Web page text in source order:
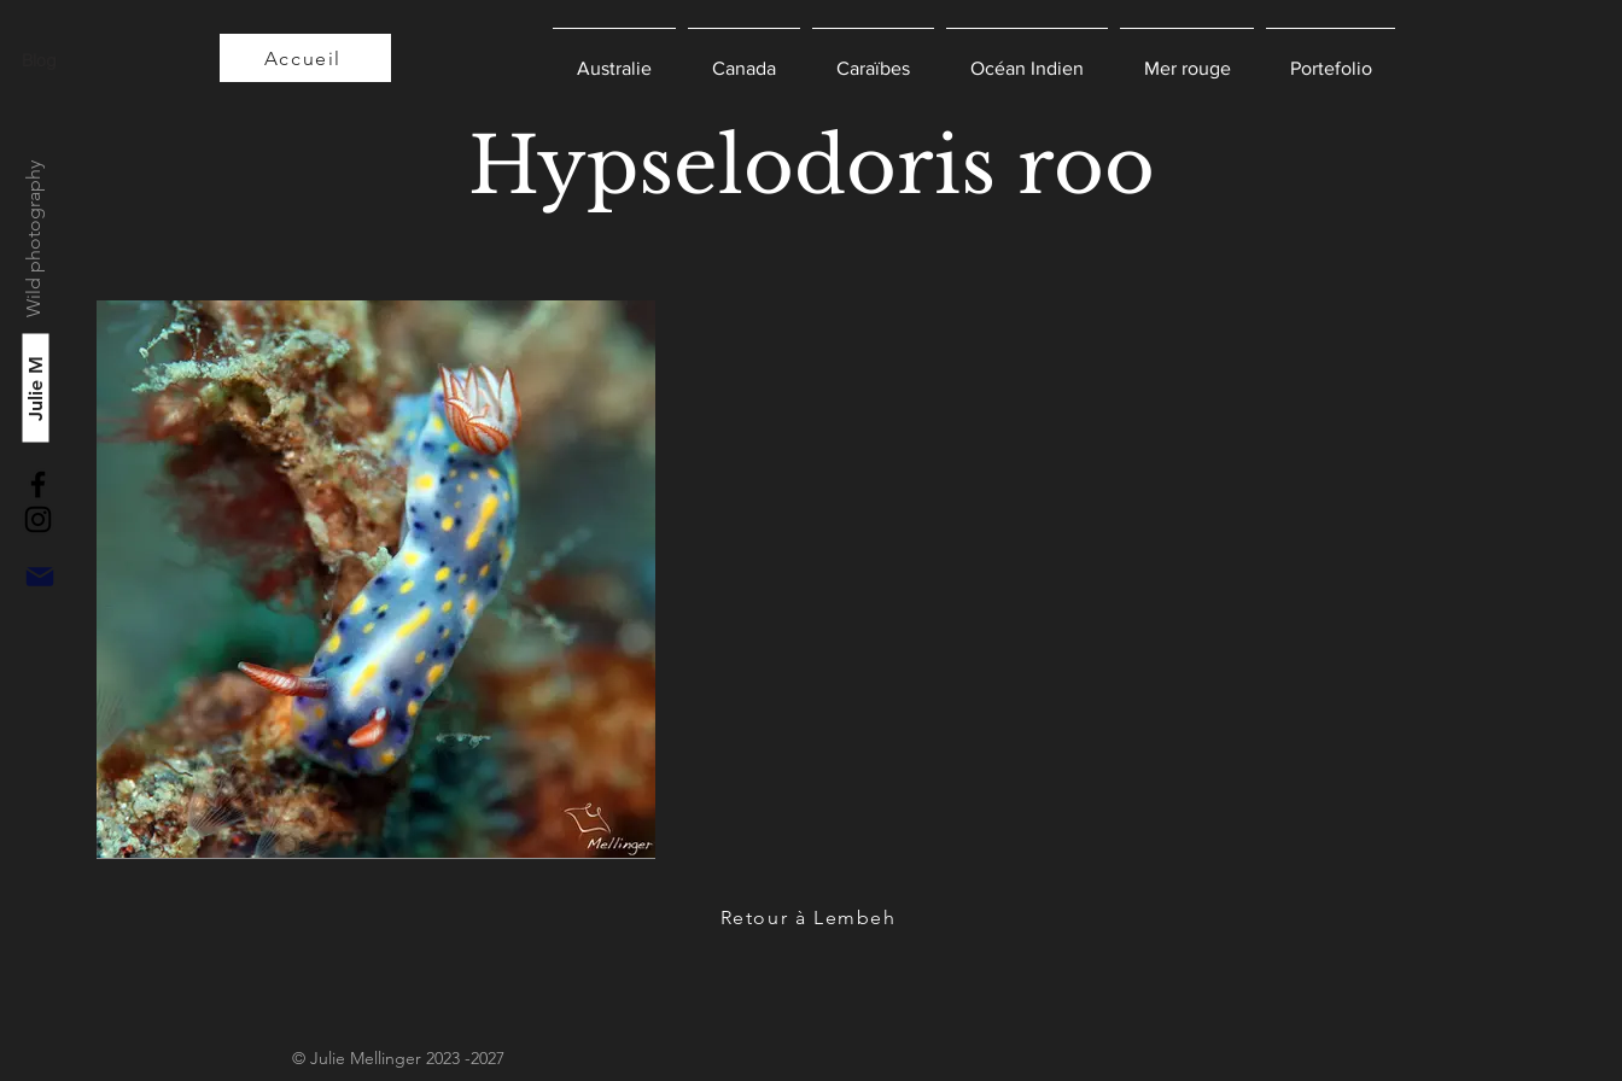
Wild photography
Julie M
Accueil Australie Canada Caraïbes Océan Indien Mer rouge Portefolio
Hypselodoris roo
Retour à Lembeh
© Julie Mellinger 2023 -2027